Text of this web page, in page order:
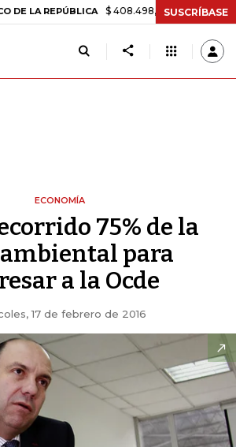
REPÚBLICA $ 408.498,97 +$ 8.753,81 +2,19%
SUSCRÍBASE
ECONOMÍA
75% de la
para
a la Ocde
17 de febrero de 2016